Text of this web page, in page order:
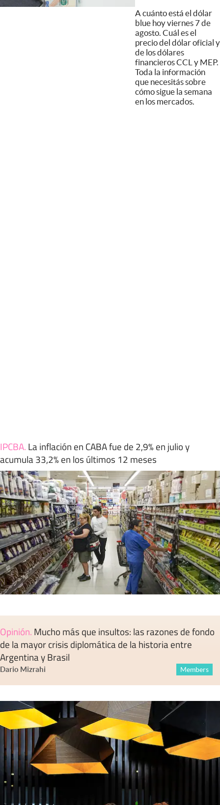
A cuánto está el dólar
blue hoy viernes 7 de
agosto. Cuál es el
precio del dólar oficial y
de los dólares
financieros CCL y MEP.
Toda la información
que necesitás sobre
cómo sigue la semana
en los mercados.
IPCBA. La inflación en CABA fue de 2,9% en julio y
acumula 33,2% en los últimos 12 meses
Opinión. Mucho más que insultos: las razones de fondo
de la mayor crisis diplomática de la historia entre
Argentina y Brasil
Dario Mizrahi Members